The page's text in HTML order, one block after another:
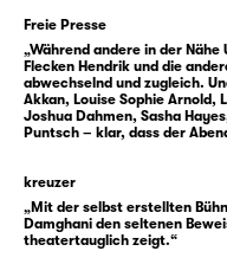
dazugehören
Studentenwelt,
für die
ausschlaggebend
Freunden in der
neuerlichen
Erzählwut, die in
Freie Presse
„Während andere in der
Flecken Hendrik und die
abwechselnd und zugleich.
Akkan, Louise Sophie Arnold,
Joshua Dahmen, Sasha
Puntsch – klar, dass der
kreuzer
„Mit der selbst erstellten
Damghani den seltenen
theatertauglich zeigt.“